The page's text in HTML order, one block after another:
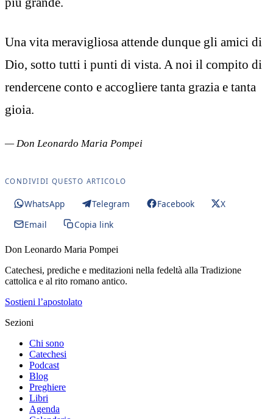
Una vita meravigliosa attende dunque gli amici di
Dio, sotto tutti i punti di vista. A noi il compito di
rendercene conto e accogliere tanta grazia e tanta
gioia.
— Don Leonardo Maria Pompei
CONDIVIDI QUESTO ARTICOLO
WhatsApp Telegram Facebook
X
Email
Copia link
Don Leonardo Maria Pompei
Catechesi, prediche e meditazioni nella fedeltà alla Tradizione
cattolica e al rito romano antico.
Sostieni l’apostolato
Sezioni
Chi sono
Catechesi
Podcast
Blog
Preghiere
Libri
Agenda